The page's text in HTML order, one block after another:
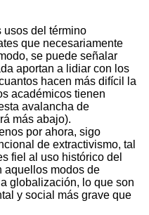
usos del término
que necesariamente
se puede señalar
aportan a lidiar con los
hacen más difícil la
académicos tienen
avalancha de
más abajo).
por ahora, sigo
de extractivismo, tal
fiel al uso histórico del
aquellos modos de
globalización, lo que son
y social más grave que